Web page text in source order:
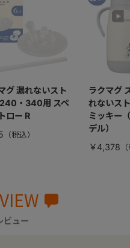
グ 漏れないスト
・340用 スペ
ロー R
ラクマグ
れないス
ミッキー
デル）
￥4,378
ビュー